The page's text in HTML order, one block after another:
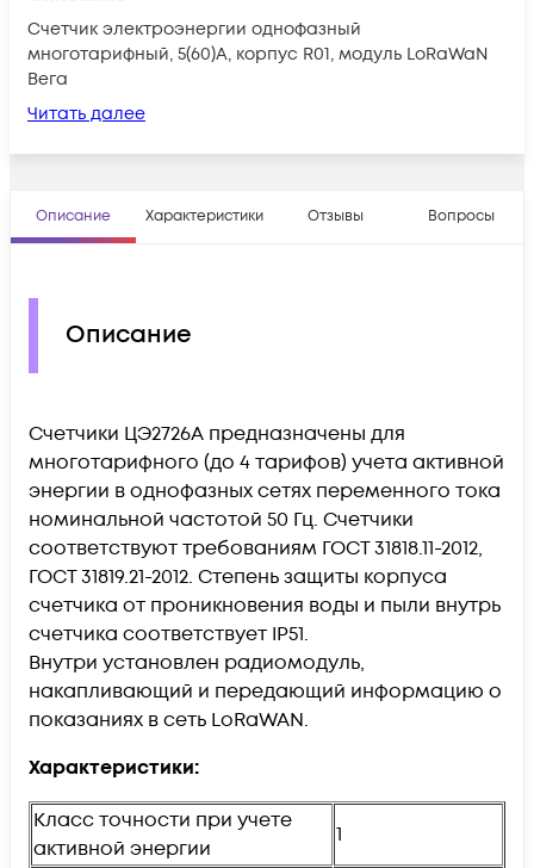
Счетчик электроэнергии однофазный
многотарифный, 5(60)А, корпус R01, модуль LoRaWaN
Вега
Читать далее
Описание Характеристики Отзывы Вопросы
Описание
Счетчики ЦЭ2726А предназначены для
многотарифного (до 4 тарифов) учета активной
энергии в однофазных сетях переменного тока
номинальной частотой 50 Гц. Счетчики
соответствуют требованиям ГОСТ 31818.11-2012,
ГОСТ 31819.21-2012. Степень защиты корпуса
счетчика от проникновения воды и пыли внутрь
счетчика соответствует IP51.
Внутри установлен радиомодуль,
накапливающий и передающий информацию о
показаниях в сеть LoRaWAN.
Характеристики:
Класс точности при учете
активной энергии
1